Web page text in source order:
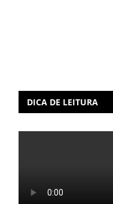
DICA DE LEITURA